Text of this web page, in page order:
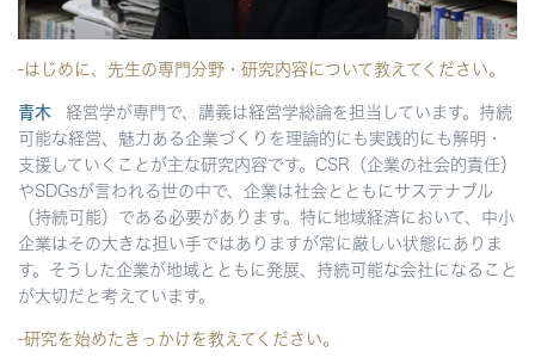
-はじめに、先生の専門分野・研究内容について教えてください。
青木
経営学が専門で、講義は経営学総論を担当しています。持続
可能な経営、魅力ある企業づくりを理論的にも実践的にも解明・
支援していくことが主な研究内容です。CSR（企業の社会的責任）
やSDGsが言われる世の中で、企業は社会とともにサステナブル
（持続可能）である必要があります。特に地域経済において、中小
企業はその大きな担い手ではありますが常に厳しい状態にありま
す。そうした企業が地域とともに発展、持続可能な会社になること
が大切だと考えています。
-研究を始めたきっかけを教えてください。